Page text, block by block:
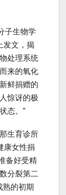
子生物学
发文，揭
处理系统
来的氧化
鲜捐赠的
惊讶的极
态。”
生育诊所
康女性捐
备好受精
分裂第二
熟的初期